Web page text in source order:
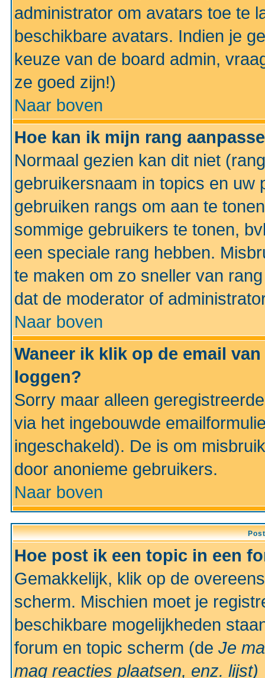
administrator om avatars toe te
beschikbare avatars. Indien je
keuze van de board admin,
ze goed zijn!)
Naar boven
Hoe kan ik mijn rang
Normaal gezien kan dit niet
gebruikersnaam in topics en uw
gebruiken rangs om aan te
sommige gebruikers te tonen,
een speciale rang hebben.
te maken om zo sneller van
dat de moderator of
Naar boven
Waneer ik klik op de email
loggen?
Sorry maar alleen
via het ingebouwde
ingeschakeld). De is om
door anonieme gebruikers.
Naar boven
Hoe post ik een topic in een
Gemakkelijk, klik op de
scherm. Mischien moet je
beschikbare mogelijkheden
forum en topic scherm (de Je
mag reacties plaatsen, enz. lijst)